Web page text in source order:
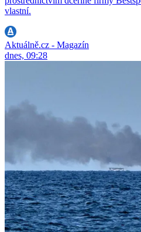
vlastní.
Aktuálně.cz - Magazín
dnes, 09:28